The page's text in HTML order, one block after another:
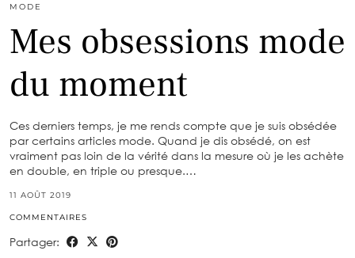
MODE
Mes obsessions mode
du moment
Ces derniers temps, je me rends compte que je suis obsédée
par certains articles mode. Quand je dis obsédé, on est
vraiment pas loin de la vérité dans la mesure où je les achète
en double, en triple ou presque.…
11 AOÛT 2019
COMMENTAIRES
Partager: